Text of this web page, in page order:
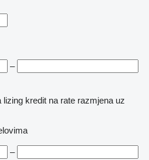
–
lizing kredit na rate razmjena uz
–